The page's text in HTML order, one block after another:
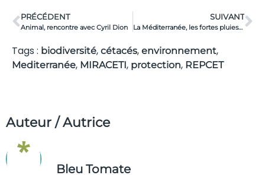
PRÉCÉDENT
Animal, rencontre avec Cyril Dion
SUIVANT
La Méditerranée, les fortes pluies… et les déchets
Tags : biodiversité, cétacés, environnement,
Mediterranée, MIRACETI, protection, REPCET
Auteur / Autrice
Bleu Tomate